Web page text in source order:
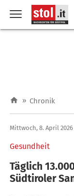
» Chronik
Gesundheit
Mittwoch, 8. April 2026
Täglich
Südtiroler